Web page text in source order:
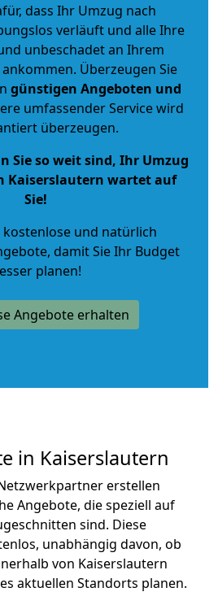
dass Ihr Umzug nach
verläuft und alle Ihre
unbeschadet an Ihrem
Überzeugen Sie
günstigen Angeboten und
umfassender Service wird
überzeugen.
Sie so weit sind, Ihr Umzug
Kaiserslautern wartet auf
Sie!
kostenlose und natürlich
, damit Sie Ihr Budget
planen!
Angebote erhalten
in Kaiserslautern
erstellen
Angebote, die speziell auf
sind. Diese
unabhängig davon, ob
von Kaiserslautern
aktuellen Standorts planen.